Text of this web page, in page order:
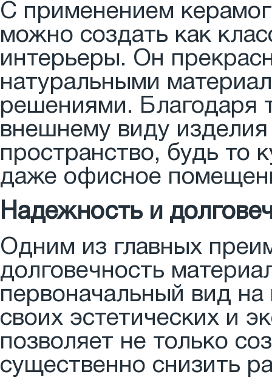
С применением
можно создать как
интерьеры. Он
натуральными
решениями. Благодаря
внешнему виду
пространство, будь то
даже офисное
Надежность и
Одним из главных
долговечность
первоначальный вид
своих эстетических и
позволяет не только
существенно снизить